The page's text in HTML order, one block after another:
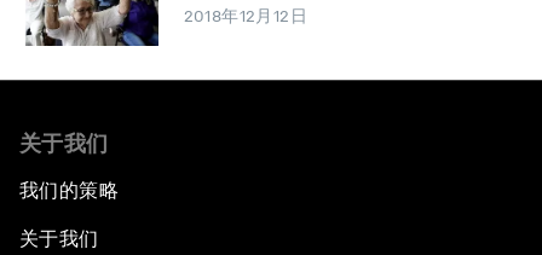
2018年12月12日
关于我们
我们的策略
关于我们